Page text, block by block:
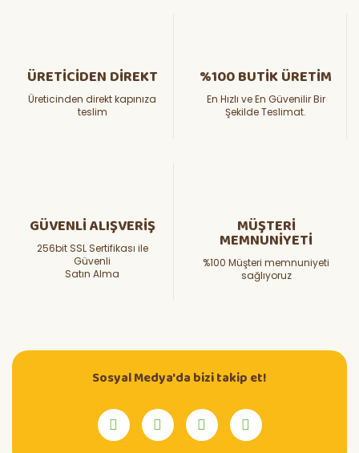
ÜRETİCİDEN DİREKT
Üreticinden direkt kapınıza
teslim
%100 BUTİK ÜRETİM
En Hızlı ve En Güvenilir Bir
Şekilde Teslimat.
GÜVENLİ ALIŞVERİŞ
256bit SSL Sertifikası ile
Güvenli
Satın Alma
MÜŞTERİ
MEMNUNİYETİ
%100 Müşteri memnuniyeti
sağlıyoruz
Sosyal Medya'da bizi takip et!